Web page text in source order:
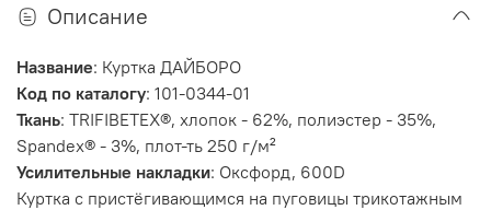
Описание
Название: Куртка ДАЙБОРО
Код по каталогу: 101-0344-01
Ткань: TRIFIBETEX®, хлопок - 62%, полиэстер - 35%,
Spandex® - 3%, плот-ть 250 г/м²
Усилительные накладки: Оксфорд, 600D
Куртка с пристёгивающимся на пуговицы трикотажным